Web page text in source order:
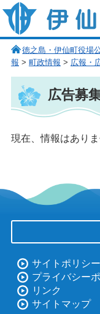
伊仙町 健康・長寿と子
徳之島・伊仙町役場
報 > 町政情報 > 広報・
広告募
現在、情報はありま
サイトポリシー
プライバシー
リンク
サイトマップ